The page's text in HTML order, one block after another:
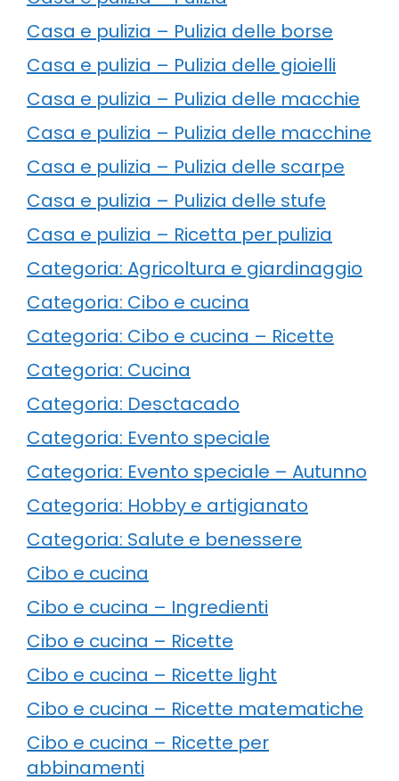
Casa e pulizia – Pulizia delle borse
Casa e pulizia – Pulizia delle gioielli
Casa e pulizia – Pulizia delle macchie
Casa e pulizia – Pulizia delle macchine
Casa e pulizia – Pulizia delle scarpe
Casa e pulizia – Pulizia delle stufe
Casa e pulizia – Ricetta per pulizia
Categoria: Agricoltura e giardinaggio
Categoria: Cibo e cucina
Categoria: Cibo e cucina – Ricette
Categoria: Cucina
Categoria: Desctacado
Categoria: Evento speciale
Categoria: Evento speciale – Autunno
Categoria: Hobby e artigianato
Categoria: Salute e benessere
Cibo e cucina
Cibo e cucina – Ingredienti
Cibo e cucina – Ricette
Cibo e cucina – Ricette light
Cibo e cucina – Ricette matematiche
Cibo e cucina – Ricette per
abbinamenti